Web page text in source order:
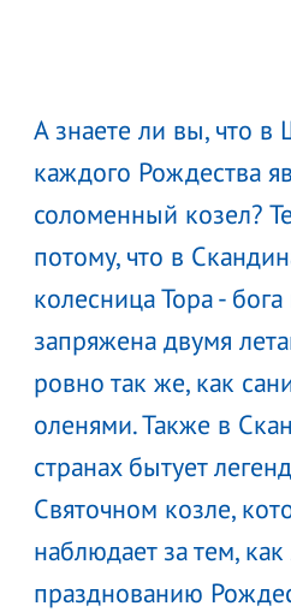
А знаете ли вы, что
каждого Рождества
соломенный козел?
потому, что в
колесница Тора -
запряжена двумя
ровно так же, как
оленями. Также в
странах бытует
Святочном козле,
наблюдает за тем,
празднованию